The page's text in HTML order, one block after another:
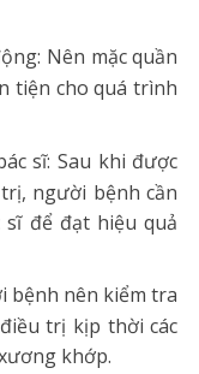
Nên mặc quần
tiện cho quá trình
sĩ: Sau khi được
người bệnh cần
để đạt hiệu quả
bệnh nên kiểm tra
trị kịp thời các
khớp.